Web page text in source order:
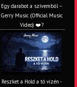
Egy darabot a szívemből –
Gerry Music (Official Music
Video) ❤️?
Reszket a Hold a tó vizén -